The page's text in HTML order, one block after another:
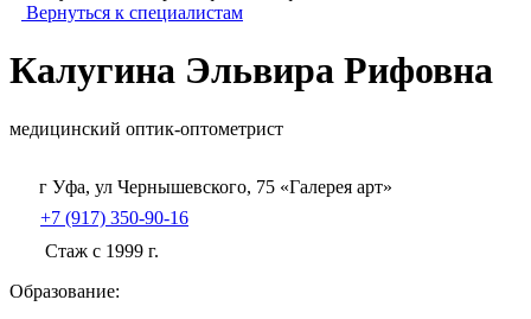
Вернуться к специалистам
Калугина Эльвира Рифовна
медицинский оптик-оптометрист
г Уфа, ул Чернышевского, 75 «Галерея арт»
+7 (917) 350-90-16
Стаж с 1999 г.
Образование: